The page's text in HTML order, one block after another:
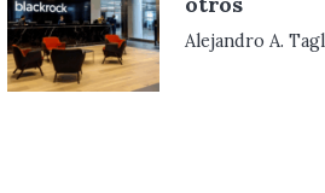
Alejandro A.